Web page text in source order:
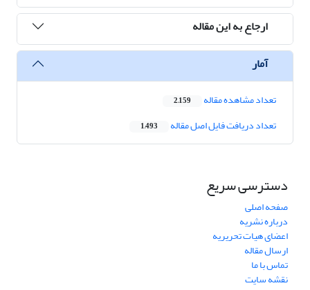
ارجاع به این مقاله
آمار
تعداد مشاهده مقاله 2,159
تعداد دریافت فایل اصل مقاله 1,493
دسترسی سریع
صفحه اصلی
درباره نشریه
اعضای هیات تحریریه
ارسال مقاله
تماس با ما
نقشه سایت